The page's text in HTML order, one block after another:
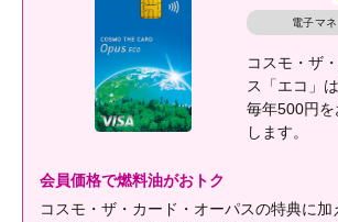
電子マ
コスモ・ザ
ス「エコ」
毎年500円
します。
会員価格で燃料油がおトク
コスモ・ザ・カード・オーパスの特典に